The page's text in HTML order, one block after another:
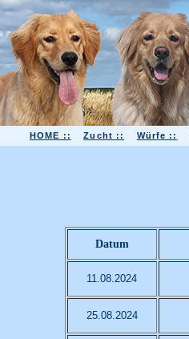
HOME :: Zucht :: Würfe ::
Datum
11.08.2024
25.08.2024